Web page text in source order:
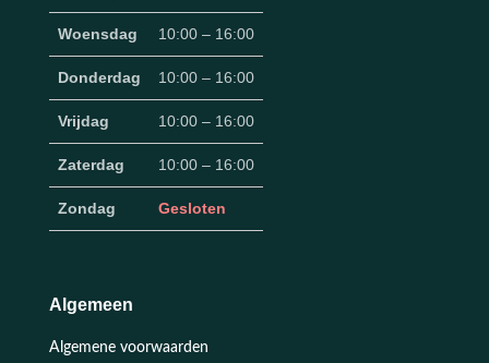
Woensdag 10:00 – 16:00
Donderdag 10:00 – 16:00
Vrijdag 10:00 – 16:00
Zaterdag 10:00 – 16:00
Zondag Gesloten
Algemeen
Algemene voorwaarden